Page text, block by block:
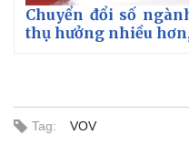
Pháp luật
Vụ án
Chuyển đổi số
thụ hưởng nhiều
Tag: VOV